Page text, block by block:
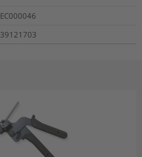
EC000046
39121703